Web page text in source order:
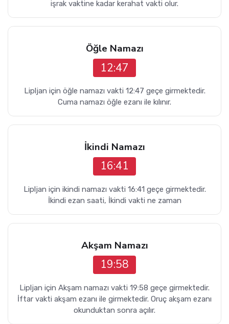
işrak vaktine kadar kerahat vakti olur.
Öğle Namazı
12:47
Lipljan için öğle namazı vakti 12:47 geçe girmektedir.
Cuma namazı öğle ezanı ile kılınır.
İkindi Namazı
16:41
Lipljan için ikindi namazı vakti 16:41 geçe girmektedir.
İkindi ezan saati, İkindi vakti ne zaman
Akşam Namazı
19:58
Lipljan için Akşam namazı vakti 19:58 geçe girmektedir.
İftar vakti akşam ezanı ile girmektedir. Oruç akşam ezanı
okunduktan sonra açılır.